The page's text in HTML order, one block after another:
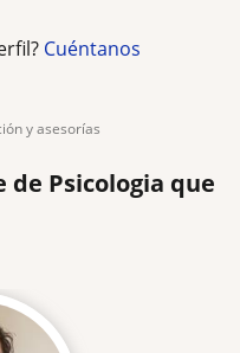
Cuéntanos
y asesorías
Psicologia que